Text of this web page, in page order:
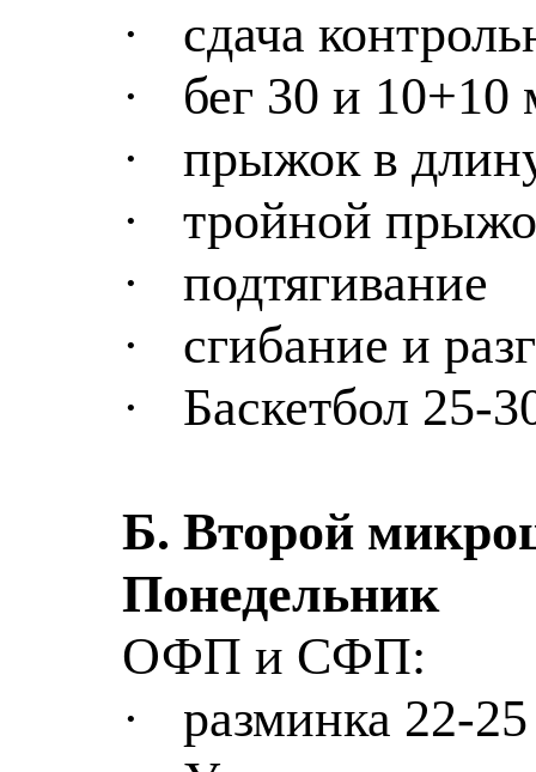
·
сдача
·
бег 30 и 10+10
·
прыжок в
·
тройной
·
подтягивание
·
сгибание и
·
Баскетбол 25-
Б. Второй
Понедельник
ОФП и СФП:
·
разминка 22-